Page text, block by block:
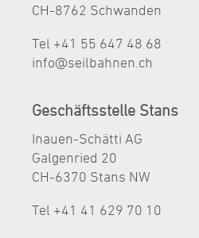
CH-8762 Schwanden
Tel +41 55 647 48 68
nf
s lb hn n ch
Geschäftsstelle Stans
Inauen-Schätti AG
Galgenried 20
CH-6370 Stans NW
Tel +41 41 629 70 10